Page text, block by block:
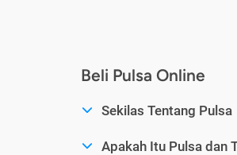
Beli Pulsa Online
Sekilas Tentang Pulsa
Apakah Itu Pulsa dan